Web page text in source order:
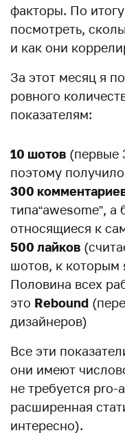
факторы. По
посмотреть,
и как они
За этот месяц я
ровного
показателям:
10 шотов (первые
поэтому
300
типа“awesome”,
относящиеся к
500 лайков
шотов, к которым
Половина всех
это Rebound
дизайнеров)
Все эти
они имеют
не требуется pro-
расширенная
интересно).